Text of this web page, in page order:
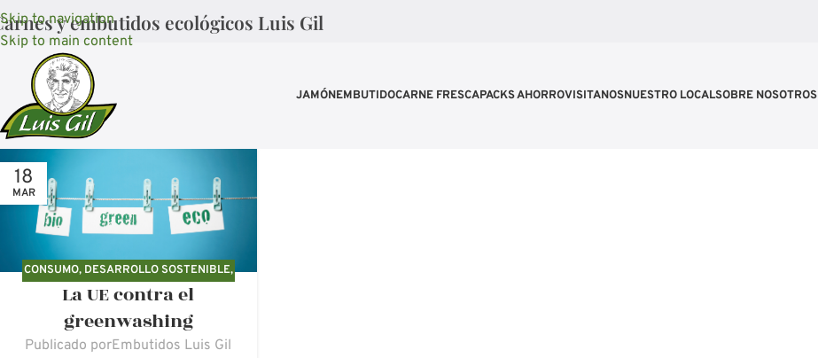
Skip to navigation
Skip to main content
y embutidos ecológicos Luis Gil
JAMÓNEMBUTIDOCARNE FRESCAPACKS AHORROVISITANOSNUESTRO LOCALSOBRE NOSOTROS
18
MAR
CONSUMO, DESARROLLO SOSTENIBLE,
ETIQUETADO ECOLÓGICO
OBSOLENCIA PROGRAMADA,
CATEGORÍA,SOSTENIBLIDAD
La UE contra el
greenwashing
Publicado porEmbutidos Luis Gil